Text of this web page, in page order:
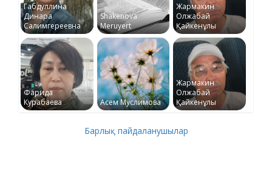
Габдуллина
Динара
Салимгереевна
Shakenova
Meruyert
Жармакин
Олжабай
Қайкенұлы
Фарида
Курабаева
Асем Муслимова
Жармакин
Олжабай
Қайкенұлы
Барлық пайдаланушылар